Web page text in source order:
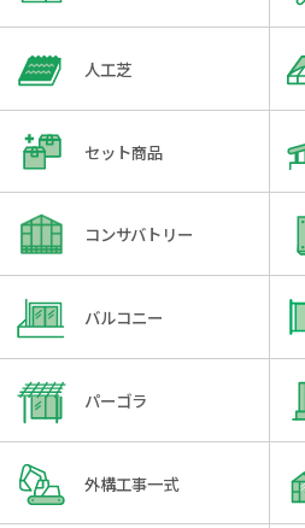
人工芝
セット商品
コンサバトリー
バルコニー
パーゴラ
外構工事一式